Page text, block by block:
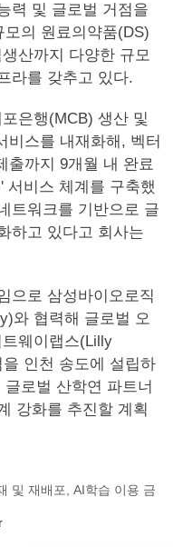
력 및 글로벌 거점을
의 원료의약품(DS)
산까지 다양한 규모
라를 갖추고 있다.
은행(MCB) 생산 및
비스를 내재화해, 벡터
출까지 9개월 내 완료
서비스 체계를 구축했
트워크를 기반으로 글
하고 있다고 회사는
으로 삼성바이오로직
와 협력해 글로벌 오
웨이랩스(Lilly
인천 송도에 설립하
로벌 산학연 파트너
강화를 추진할 계획
및 재배포, AI학습 이용 금